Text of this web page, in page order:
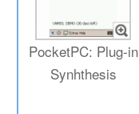
PocketPC: Plug-in
Synhthesis